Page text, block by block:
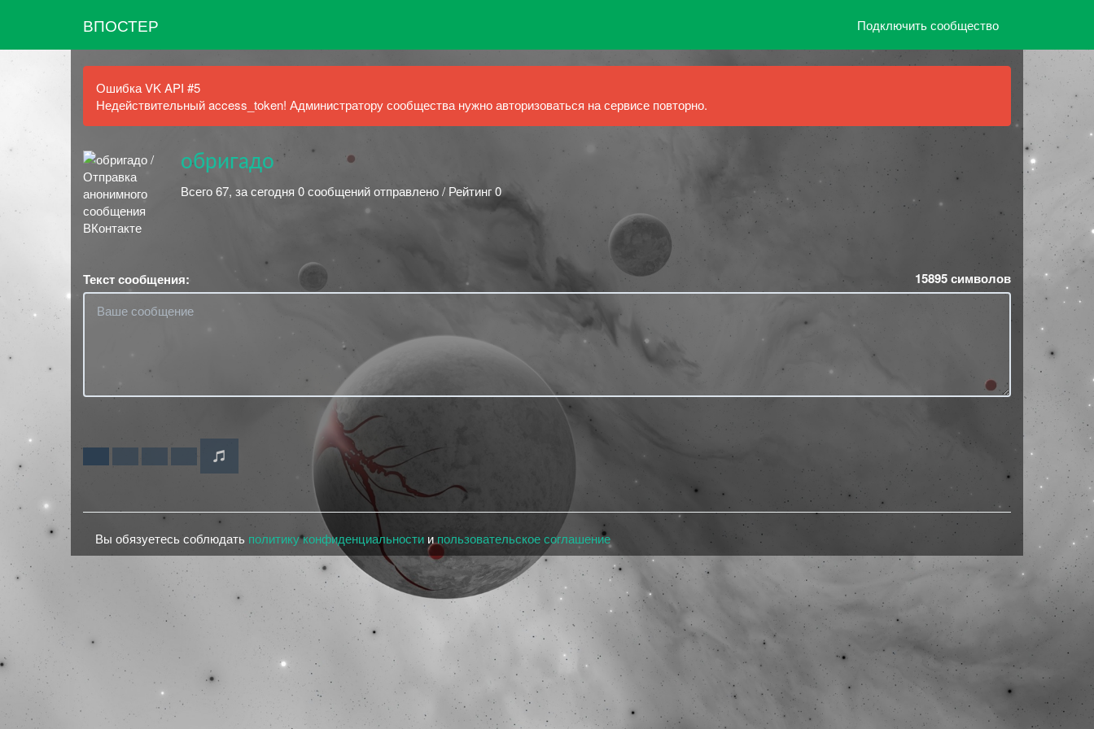
ВПОСТЕР Подключить сообщество
Ошибка VK API #5
Недействительный access_token! Администратору сообщества нужно авторизоваться на сервисе повторно.
обригадо
Всего 67, за сегодня 0 сообщений отправлено / Рейтинг 0
Текст сообщения: 15895символов
Вы обязуетесь соблюдать политику конфиденциальности и пользовательское соглашение